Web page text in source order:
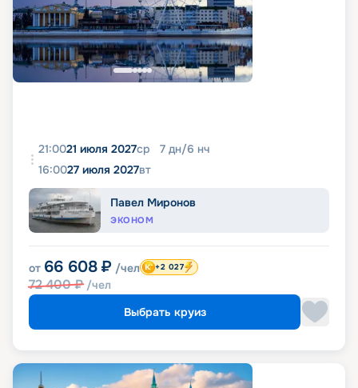
21:0021 июля 2027ср 7 дн/6 нч
16:0027 июля 2027вт
Павел Миронов
ЭКОНОМ
от 66 608 ₽ /чел
72 400₽ /чел
+2 027
Выбрать круиз